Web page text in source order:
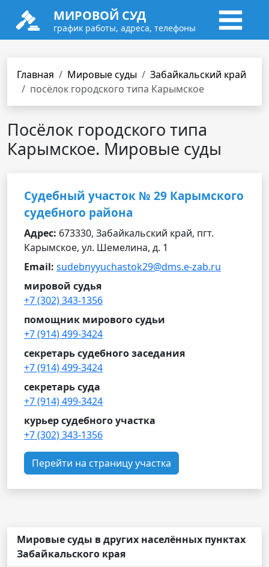
МИРОВОЙ СУД
график работы, адреса, телефоны
Главная Мировые суды
Забайкальский край
посёлок городского типа Карымское
Посёлок городского типа
Карымское. Мировые суды
Судебный участок № 29 Карымского
судебного района
Адрес: 673330, Забайкальский край, пгт.
Карымское, ул. Шемелина, д. 1
Email: sudebnyyuchastok29@dms.e-zab.ru
мировой судья
+7 (302) 343-1356
помощник мирового судьи
+7 (914) 499-3424
секретарь судебного заседания
+7 (914) 499-3424
секретарь суда
+7 (914) 499-3424
курьер судебного участка
+7 (302) 343-1356
Перейти на страницу участка
Мировые суды в других населённых пунктах
Забайкальского края